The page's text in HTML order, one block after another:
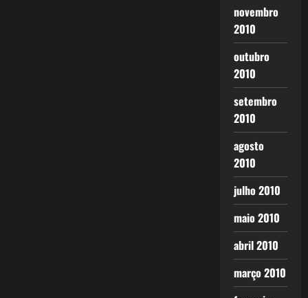
novembro
2010
outubro
2010
setembro
2010
agosto
2010
julho 2010
maio 2010
abril 2010
março 2010